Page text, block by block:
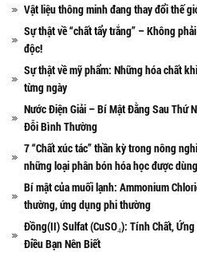
Vật liệu thông minh đang thay đổi thế
Sự thật về “chất tẩy trắng” – Không
độc!
Sự thật về mỹ phẩm: Những hóa chất
từng ngày
Nước Điện Giải – Bí Mật Đằng Sau Thứ
Đỗi Bình Thường
7 “Chất xúc tác” thần kỳ trong nông
những loại phân bón hóa học được
Bí mật của muối lạnh: Ammonium
thường, ứng dụng phi thường
Đồng(II) Sulfat (CuSO₄): Tính Chất,
Điều Bạn Nên Biết